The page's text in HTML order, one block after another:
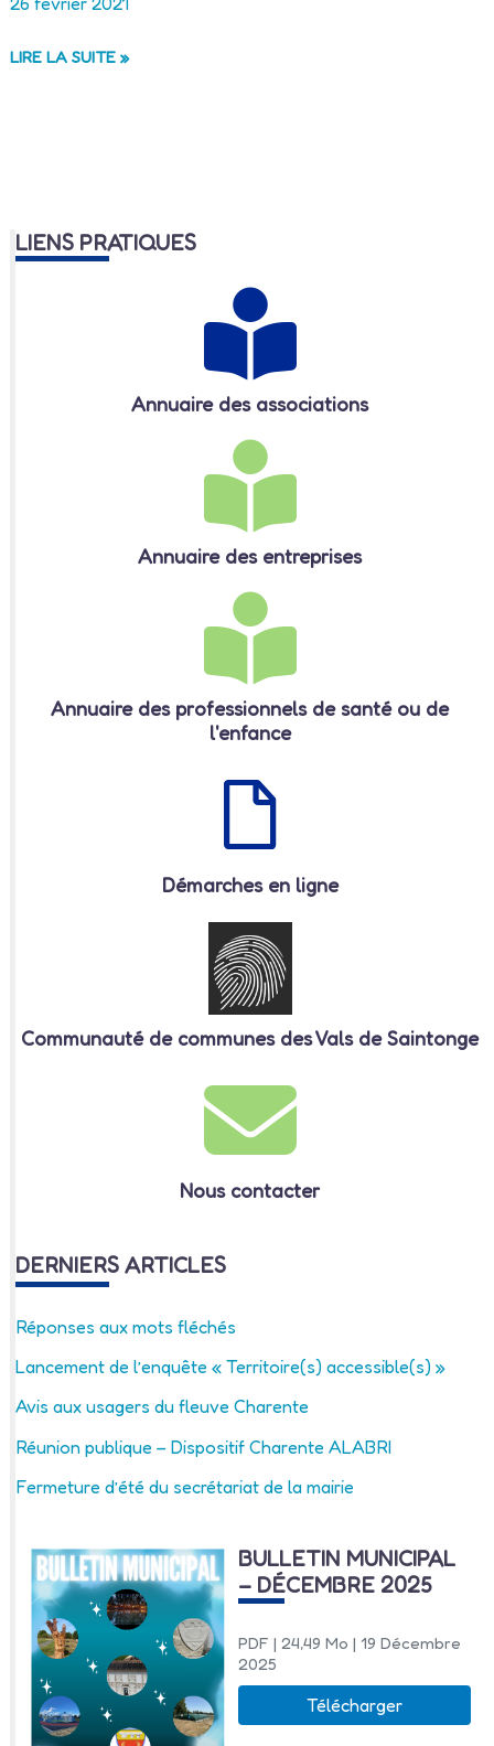
ENTREPRISE
LIRE LA SUITE »
LIENS PRATIQUES
Annuaire des associations
Annuaire des entreprises
Annuaire des professionnels de santé ou de
l'enfance
Démarches en ligne
Communauté de communes des Vals de Saintonge
Nous contacter
DERNIERS ARTICLES
Réponses aux mots fléchés
Lancement de l’enquête « Territoire(s) accessible(s) »
Avis aux usagers du fleuve Charente
Réunion publique – Dispositif Charente ALABRI
Fermeture d’été du secrétariat de la mairie
BULLETIN MUNICIPAL
– DÉCEMBRE 2025
PDF | 24,49 Mo | 19 Décembre
2025
Télécharger